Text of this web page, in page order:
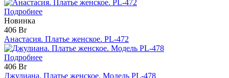
Подробнее
Новинка
406 Br
Анастасия. Платье женское. PL-472
Подробнее
406 Br
Джулиана. Платье женское. Модель PL-478